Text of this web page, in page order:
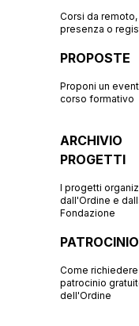
Corsi da remoto,
presenza o
PROPOSTE
Proponi un
corso formativo
ARCHIVIO
PROGETTI
I progetti
dall'Ordine e
Fondazione
Come richiedere
patrocinio
dell'Ordine